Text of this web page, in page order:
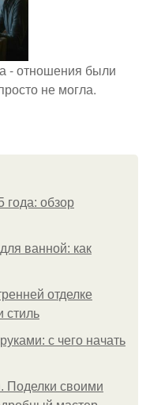
- отношения были
не могла.
года: обзор
ванной: как
отделке
стиль
с чего начать
Поделки своими